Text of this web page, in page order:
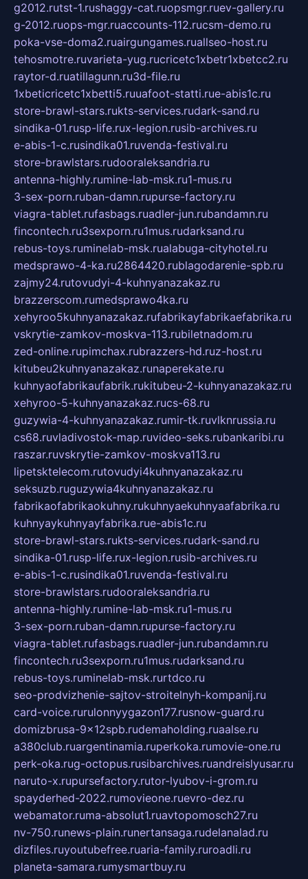
g2012.rutst-1.rushaggy-cat.ruopsmgr.ruev-gallery.ru
g-2012.ruops-mgr.ruaccounts-112.rucsm-demo.ru
poka-vse-doma2.ruairgungames.ruallseo-host.ru
tehosmotre.ruvarieta-yug.rucricetc1xbetr1xbetcc2.ru
raytor-d.ruatillagunn.ru3d-file.ru
1xbeticricetc1xbetti5.ruuafoot-statti.rue-abis1c.ru
store-brawl-stars.rukts-services.rudark-sand.ru
sindika-01.rusp-life.rux-legion.rusib-archives.ru
e-abis-1-c.rusindika01.ruvenda-festival.ru
store-brawlstars.rudooraleksandria.ru
antenna-highly.rumine-lab-msk.ru1-mus.ru
3-sex-porn.ruban-damn.rupurse-factory.ru
viagra-tablet.rufasbags.ruadler-jun.rubandamn.ru
fincontech.ru3sexporn.ru1mus.rudarksand.ru
rebus-toys.ruminelab-msk.rualabuga-cityhotel.ru
medsprawo-4-ka.ru2864420.rublagodarenie-spb.ru
zajmy24.rutovudyi-4-kuhnyanazakaz.ru
brazzerscom.rumedsprawo4ka.ru
xehyroo5kuhnyanazakaz.rufabrikayfabrikaefabrika.ru
vskrytie-zamkov-moskva-113.rubiletnadom.ru
zed-online.rupimchax.rubrazzers-hd.ruz-host.ru
kitubeu2kuhnyanazakaz.runaperekate.ru
kuhnyaofabrikaufabrik.rukitubeu-2-kuhnyanazakaz.ru
xehyroo-5-kuhnyanazakaz.rucs-68.ru
guzywia-4-kuhnyanazakaz.rumir-tk.ruvlknrussia.ru
cs68.ruvladivostok-map.ruvideo-seks.rubankaribi.ru
raszar.ruvskrytie-zamkov-moskva113.ru
lipetsktelecom.rutovudyi4kuhnyanazakaz.ru
seksuzb.ruguzywia4kuhnyanazakaz.ru
fabrikaofabrikaokuhny.rukuhnyaekuhnyaafabrika.ru
kuhnyaykuhnyayfabrika.rue-abis1c.ru
store-brawl-stars.rukts-services.rudark-sand.ru
sindika-01.rusp-life.rux-legion.rusib-archives.ru
e-abis-1-c.rusindika01.ruvenda-festival.ru
store-brawlstars.rudooraleksandria.ru
antenna-highly.rumine-lab-msk.ru1-mus.ru
3-sex-porn.ruban-damn.rupurse-factory.ru
viagra-tablet.rufasbags.ruadler-jun.rubandamn.ru
fincontech.ru3sexporn.ru1mus.rudarksand.ru
rebus-toys.ruminelab-msk.rurtdco.ru
seo-prodvizhenie-sajtov-stroitelnyh-kompanij.ru
card-voice.rurulonnyygazon177.rusnow-guard.ru
domizbrusa-9x12spb.rudemaholding.ruaalse.ru
a380club.ruargentinamia.ruperkoka.rumovie-one.ru
perk-oka.rug-octopus.rusibarchives.ruandreislyusar.ru
naruto-x.rupursefactory.rutor-lyubov-i-grom.ru
spayderhed-2022.rumovieone.ruevro-dez.ru
webamator.ruma-absolut1.ruavtopomosch27.ru
nv-750.runews-plain.runertansaga.rudelanalad.ru
dizfiles.ruyoutubefree.ruaria-family.ruroadli.ru
planeta-samara.rumysmartbuy.ru